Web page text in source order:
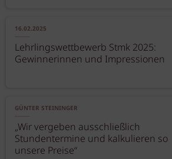
16.02.2025
Lehrlingswettbewerb Stmk 2025:
Gewinnerinnen und Impressionen
GÜNTER STEININGER
„Wir vergeben ausschließlich
Stundentermine und kalkulieren so
unsere Preise“